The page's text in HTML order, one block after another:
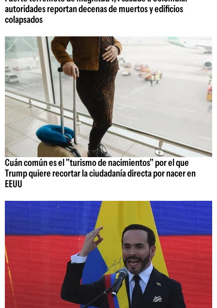
autoridades reportan decenas de muertos y edificios
colapsados
Cuán común es el "turismo de nacimientos" por el que
Trump quiere recortar la ciudadanía directa por nacer en
EEUU